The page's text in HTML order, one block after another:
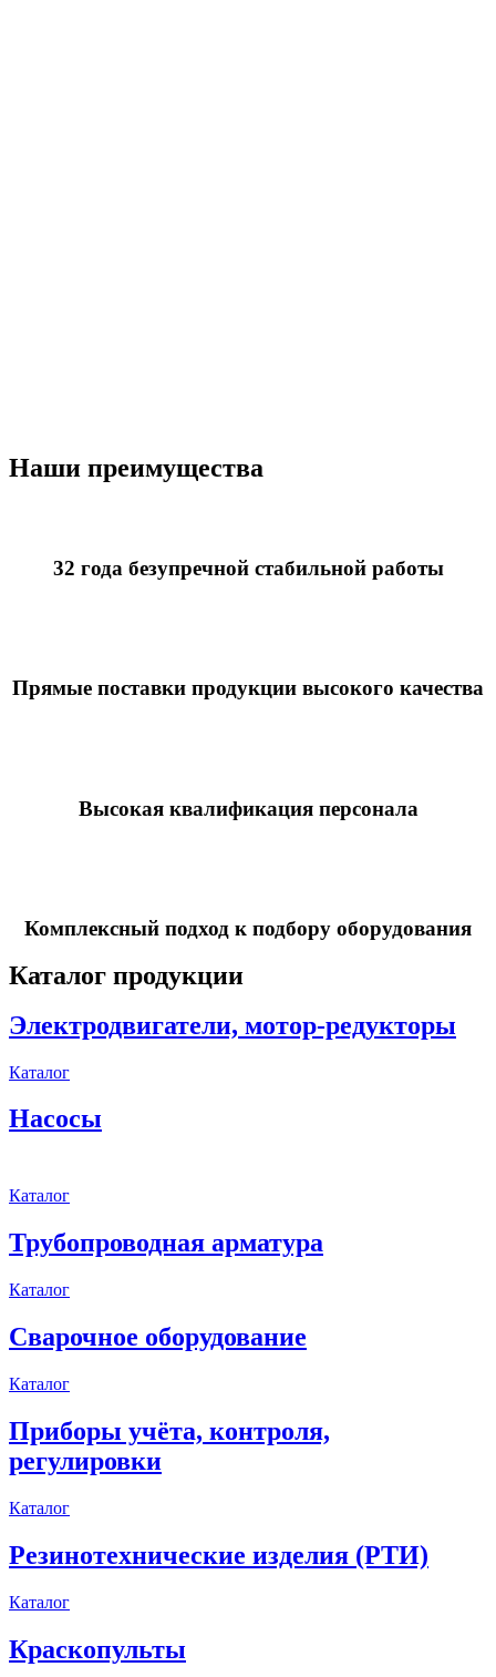
Наши преимущества
32 года безупречной стабильной работы
Прямые поставки продукции высокого качества
Высокая квалификация персонала
Комплексный подход к подбору оборудования
Каталог продукции
Электродвигатели, мотор-редукторы
Каталог
Насосы
Каталог
Трубопроводная арматура
Каталог
Сварочное оборудование
Каталог
Приборы учёта, контроля,
регулировки
Каталог
Резинотехнические изделия (РТИ)
Каталог
Краскопульты